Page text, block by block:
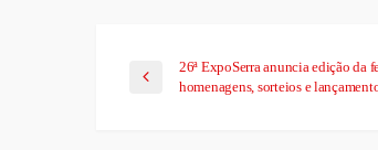
26ª ExpoSerra anuncia edição da
homenagens, sorteios e